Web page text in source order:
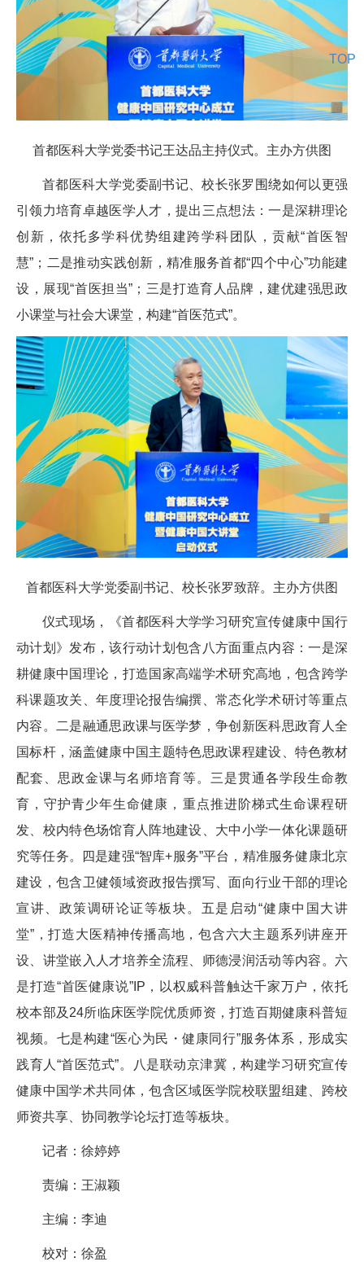
首都医科大学党委书记王达品主持仪式。主办方供图
首都医科大学党委副书记、校长张罗围绕如何以更强
引领力培育卓越医学人才，提出三点想法：一是深耕理论
创新，依托多学科优势组建跨学科团队，贡献“首医智
慧”；二是推动实践创新，精准服务首都“四个中心”功能建
设，展现“首医担当”；三是打造育人品牌，建优建强思政
小课堂与社会大课堂，构建“首医范式”。
首都医科大学党委副书记、校长张罗致辞。主办方供图
仪式现场，《首都医科大学学习研究宣传健康中国行
动计划》发布，该行动计划包含八方面重点内容：一是深
耕健康中国理论，打造国家高端学术研究高地，包含跨学
科课题攻关、年度理论报告编撰、常态化学术研讨等重点
内容。二是融通思政课与医学梦，争创新医科思政育人全
国标杆，涵盖健康中国主题特色思政课程建设、特色教材
配套、思政金课与名师培育等。三是贯通各学段生命教
育，守护青少年生命健康，重点推进阶梯式生命课程研
发、校内特色场馆育人阵地建设、大中小学一体化课题研
究等任务。四是建强“智库+服务”平台，精准服务健康北京
建设，包含卫健领域资政报告撰写、面向行业干部的理论
宣讲、政策调研论证等板块。五是启动“健康中国大讲
堂”，打造大医精神传播高地，包含六大主题系列讲座开
设、讲堂嵌入人才培养全流程、师德浸润活动等内容。六
是打造“首医健康说”IP，以权威科普触达千家万户，依托
校本部及24所临床医学院优质师资，打造百期健康科普短
视频。七是构建“医心为民・健康同行”服务体系，形成实
践育人“首医范式”。八是联动京津冀，构建学习研究宣传
健康中国学术共同体，包含区域医学院校联盟组建、跨校
师资共享、协同教学论坛打造等板块。
记者：徐婷婷
责编：王淑颖
主编：李迪
校对：徐盈
TOP